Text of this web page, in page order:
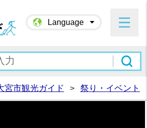
Language
宮市観光ガイド > 祭り・イベント